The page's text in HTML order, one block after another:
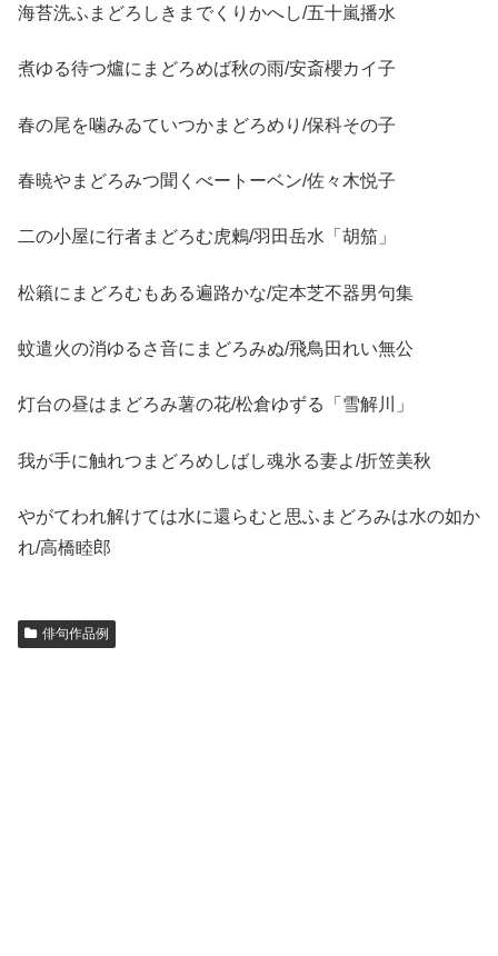
海苔洗ふまどろしきまでくりかへし/五十嵐播水
煮ゆる待つ爐にまどろめば秋の雨/安斎櫻カイ子
春の尾を噛みゐていつかまどろめり/保科その子
春暁やまどろみつ聞くべートーベン/佐々木悦子
二の小屋に行者まどろむ虎鶫/羽田岳水「胡笳」
松籟にまどろむもある遍路かな/定本芝不器男句集
蚊遣火の消ゆるさ音にまどろみぬ/飛鳥田れい無公
灯台の昼はまどろみ薯の花/松倉ゆずる「雪解川」
我が手に触れつまどろめしばし魂氷る妻よ/折笠美秋
やがてわれ解けては水に還らむと思ふまどろみは水の如か
れ/高橋睦郎
俳句作品例